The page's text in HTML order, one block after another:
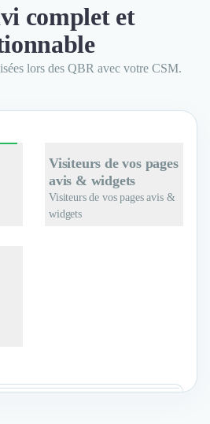
complet et
lors des QBR avec votre CSM.
Visiteurs de vos pages
avis & widgets
Visiteurs de vos pages avis &
widgets